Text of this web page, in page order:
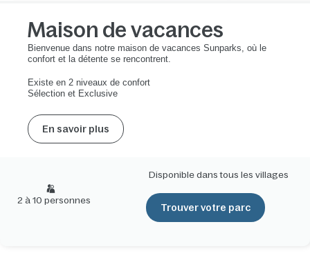
Maison de vacances
Bienvenue dans notre maison de vacances Sunparks, où le
confort et la détente se rencontrent.
Existe en 2 niveaux de confort
Sélection et Exclusive
En savoir plus
2 à 10 personnes
Disponible dans tous les villages
Trouver votre parc